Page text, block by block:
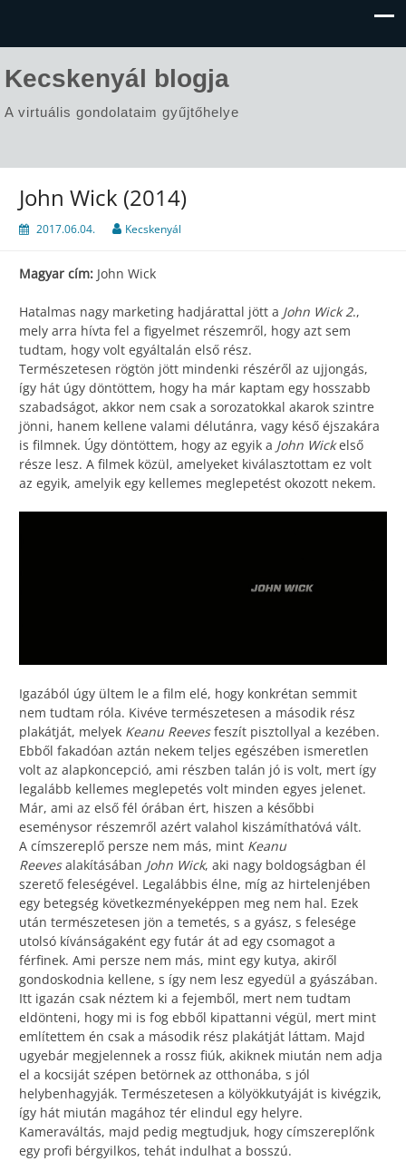
Kecskenyál blogja
A virtuális gondolataim gyűjtőhelye
John Wick (2014)
2017.06.04. Kecskenyál
Magyar cím: John Wick
Hatalmas nagy marketing hadjárattal jött a John Wick 2.,
mely arra hívta fel a figyelmet részemről, hogy azt sem
tudtam, hogy volt egyáltalán első rész.
Természetesen rögtön jött mindenki részéről az ujjongás,
így hát úgy döntöttem, hogy ha már kaptam egy hosszabb
szabadságot, akkor nem csak a sorozatokkal akarok szintre
jönni, hanem kellene valami délutánra, vagy késő éjszakára
is filmnek. Úgy döntöttem, hogy az egyik a John Wickelső
része lesz. A filmek közül, amelyeket kiválasztottam ez volt
az egyik, amelyik egy kellemes meglepetést okozott nekem.
Igazából úgy ültem le a film elé, hogy konkrétan semmit
nem tudtam róla. Kivéve természetesen a második rész
plakátját, melyek Keanu Reevesfeszít pisztollyal a kezében.
Ebből fakadóan aztán nekem teljes egészében ismeretlen
volt az alapkoncepció, ami részben talán jó is volt, mert így
legalább kellemes meglepetés volt minden egyes jelenet.
Már, ami az első fél órában ért, hiszen a későbbi
eseménysor részemről azért valahol kiszámíthatóvá vált.
A címszereplő persze nem más, mint Keanu
Reevesalakításában John Wick, aki nagy boldogságban él
szerető feleségével. Legalábbis élne, míg az hirtelenjében
egy betegség következményeképpen meg nem hal. Ezek
után természetesen jön a temetés, s a gyász, s felesége
utolsó kívánságaként egy futár át ad egy csomagot a
férfinek. Ami persze nem más, mint egy kutya, akiről
gondoskodnia kellene, s így nem lesz egyedül a gyászában.
Itt igazán csak néztem ki a fejemből, mert nem tudtam
eldönteni, hogy mi is fog ebből kipattanni végül, mert mint
említettem én csak a második rész plakátját láttam. Majd
ugyebár megjelennek a rossz fiúk, akiknek miután nem adja
el a kocsiját szépen betörnek az otthonába, s jól
helybenhagyják. Természetesen a kölyökkutyáját is kivégzik,
így hát miután magához tér elindul egy helyre.
Kameraváltás, majd pedig megtudjuk, hogy címszereplőnk
egy profi bérgyilkos, tehát indulhat a bosszú.